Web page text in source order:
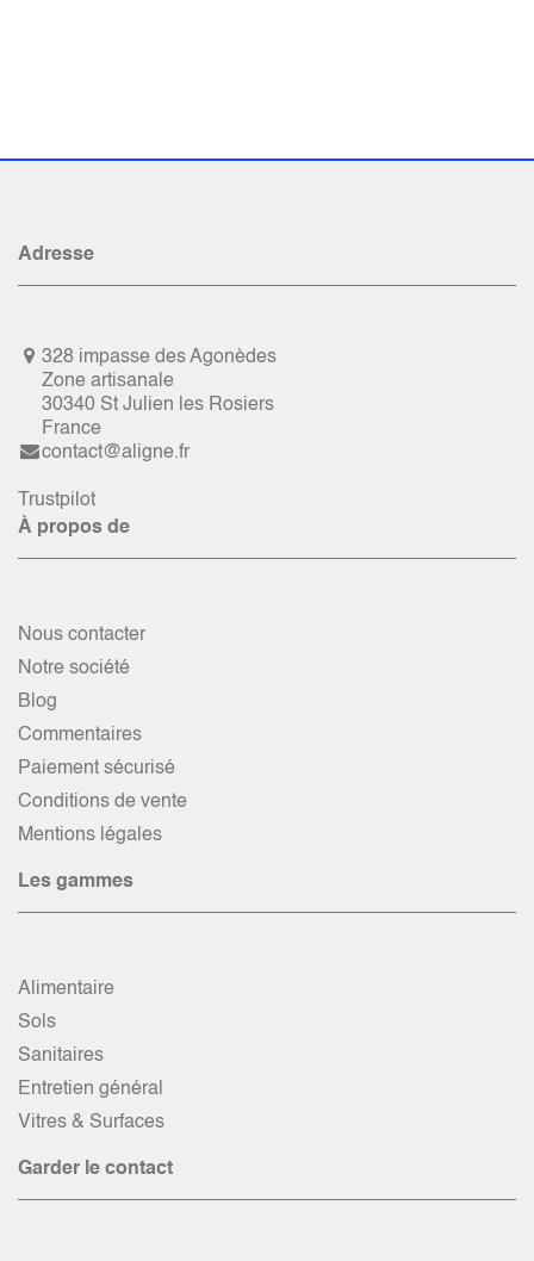
Adresse
328 impasse des Agonèdes
Zone artisanale
30340 St Julien les Rosiers
France
contact@aligne.fr
Trustpilot
À propos de
Nous contacter
Notre société
Blog
Commentaires
Paiement sécurisé
Conditions de vente
Mentions légales
Les gammes
Alimentaire
Sols
Sanitaires
Entretien général
Vitres & Surfaces
Garder le contact